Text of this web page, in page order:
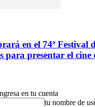
en el 74º Festival
para presentar el cine
en tu cuenta
tu nombre de